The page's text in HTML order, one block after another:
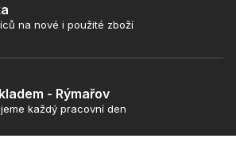
na nové i použité zboží
- Rýmařov
každý pracovní den